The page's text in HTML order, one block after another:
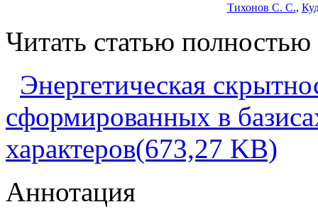
Тихонов С. С.,
Читать статью полностью
Энергетическая
сформированных в
характеров(673,27 KB)
Аннотация